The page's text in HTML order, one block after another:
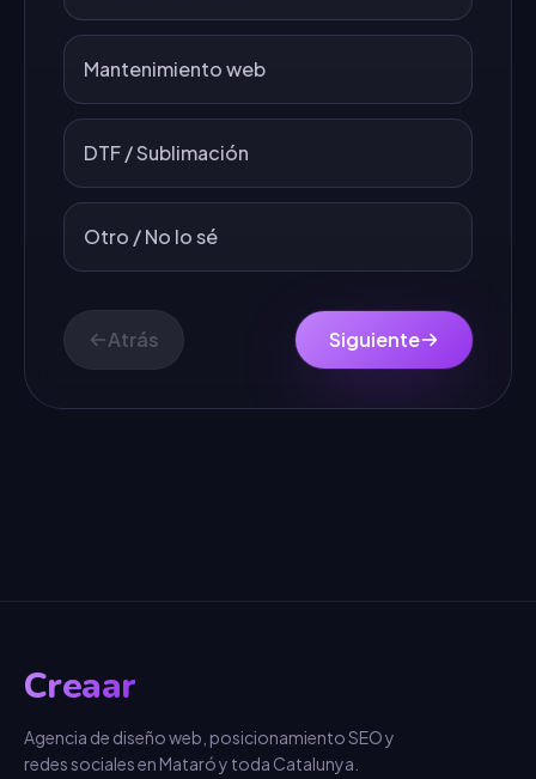
Mantenimiento web
DTF / Sublimación
Otro / No lo sé
Atrás Siguiente
Creaar
Agencia de diseño web, posicionamiento SEO y
redes sociales en Mataró y toda Catalunya.